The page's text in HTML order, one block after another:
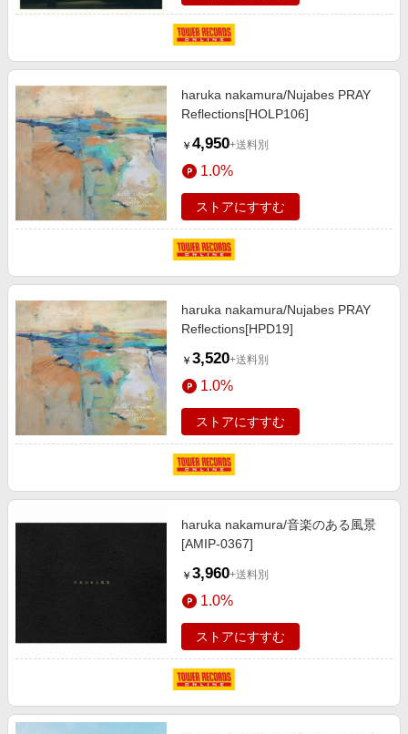
haruka nakamura/Nujabes PRAY
Reflections[HOLP106]
￥ 4,950+送料別
1.0%
ストアにすすむ
haruka nakamura/Nujabes PRAY
Reflections[HPD19]
￥ 3,520+送料別
1.0%
ストアにすすむ
haruka nakamura/音楽のある風景
[AMIP-0367]
￥ 3,960+送料別
1.0%
ストアにすすむ